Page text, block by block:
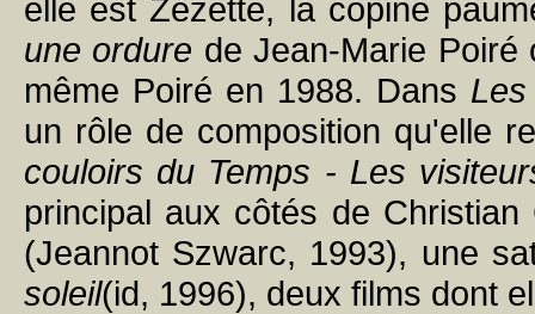
elle est Zézette, la copine
une ordure de Jean-Marie
même Poiré en 1988. Dans
un rôle de composition qu'elle
couloirs du Temps - Les
principal aux côtés de
(Jeannot Szwarc, 1993), une
soleil(id, 1996), deux films dont